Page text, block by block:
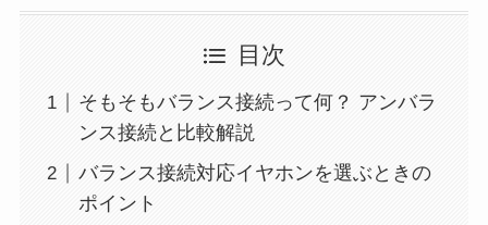
目次
そもそもバランス接続って何？ アンバラ
ンス接続と比較解説
バランス接続対応イヤホンを選ぶときの
ポイント